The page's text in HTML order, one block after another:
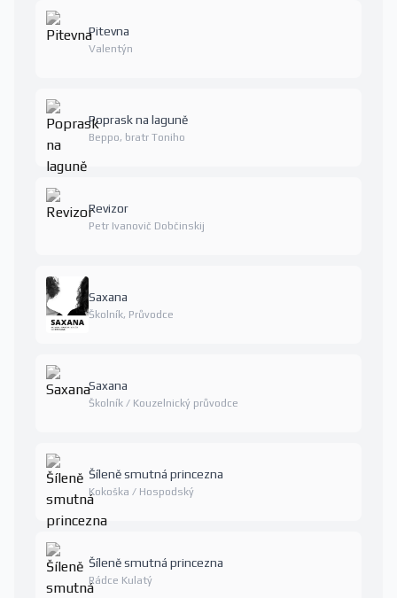
Pitevna
Valentýn
Poprask na laguně
Beppo, bratr Toniho
Revizor
Petr Ivanovič Dobčinskij
Saxana
Školník, Průvodce
Saxana
Školník / Kouzelnický průvodce
Šíleně smutná princezna
Kokoška / Hospodský
Šíleně smutná princezna
Rádce Kulatý